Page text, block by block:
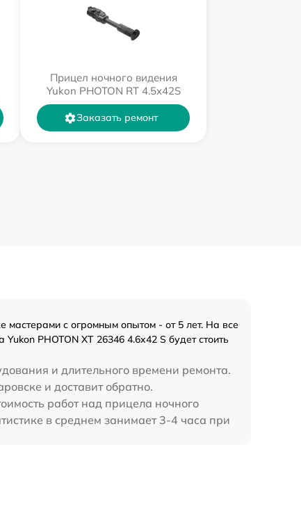
Прицел ночного видения
Yukon PHOTON RT 4.5x42S
Заказать ремонт
с огромным опытом - от 5 лет. На все
PHOTON XT 26346 4.6x42 S будет стоить
и длительного времени ремонта.
и доставит обратно.
работ над прицела ночного
в среднем занимает 3-4 часа при